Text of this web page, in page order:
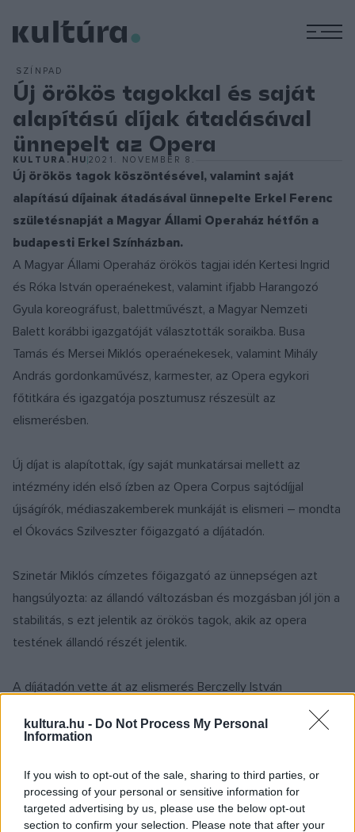
kultura.hu - Do Not Process My Personal
Information
If you wish to opt-out of the sale, sharing to third parties, or
processing of your personal or sensitive information for
targeted advertising by us, please use the below opt-out
section to confirm your selection. Please note that after your
SZÍNPAD
Új örökös tagokkal és saját
alapítású díjak átadásával
ünnepelt az Opera
KULTURA.HU 2021. NOVEMBER 8.
Új örökös tagok köszöntésével, valamint saját
alapítású díjainak átadásával ünnepelte Erkel Ferenc
születésnapját a Magyar Állami Operaház hétfőn a
budapesti Erkel Színházban.
A Magyar Állami Operaház örökös tagjai idén Kertesi Ingrid
és Róka István operaénekest, valamint ifjabb Harangozó
Gyula koreográfust, balettművészt, a Magyar Nemzeti
Balett korábbi igazgatóját választották soraikba. Busa
Tamás és Mersei Miklós operaénekesek, valamint Mihály
András gordonkaművész, karmester, az Opera egykori
főtitkára és igazgatója posztumusz részesült az
elismerésben.
Új díjat is alapítottak, így saját munkatársai mellett az
intézmény idén első ízben az Opera Corpus sajtódíjjal
újságírók, médiaszakemberek munkáját is elismeri – mondta
el Ókovács Szilveszter főigazgató a díjátadón.
Szinetár Miklós címzetes főigazgató az ünnepségen azt
hangsúlyozta: az állandó változásban és mozgásban jól jön a
stabilitás, s ezt jelentik az örökös tagok, akik az opera
testének állandó részét jelentik.
A díjátadón vette át az elismerés Berczelly István
mesterművésze. A magánénekesek közül a Székely Mihály-
Keszei Bori, a legszebb, legtisztább magyar kiejtésű
énekesnek odaítélhető Melis György-díjat Cser Krisztián, az
ösztönös tehetséget és színpadi személyiséget elismerő